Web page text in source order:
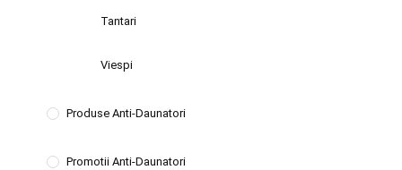
Tantari
Viespi
Produse Anti-Daunatori
Promotii Anti-Daunatori